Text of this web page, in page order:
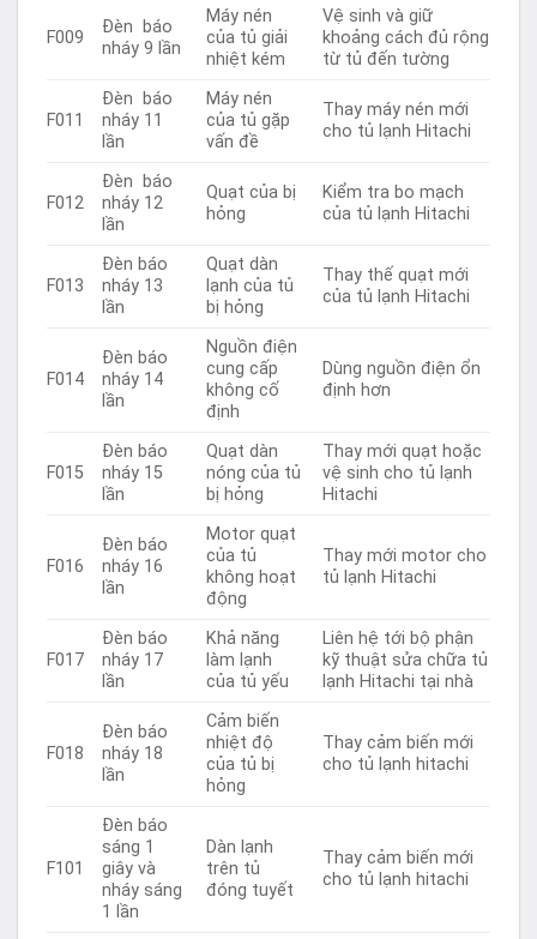
F009
Đèn báo
nháy 9 lần
Máy nén
của tủ giải
nhiệt kém
Vệ sinh và giữ
khoảng cách đủ rộng
từ tủ đến tường
F011
Đèn báo
nháy 11
lần
Máy nén
của tủ gặp
vấn đề
Thay máy nén mới
cho tủ lạnh Hitachi
F012
Đèn báo
nháy 12
lần
Quạt của bị
hỏng
Kiểm tra bo mạch
của tủ lạnh Hitachi
F013
Đèn báo
nháy 13
lần
Quạt dàn
lạnh của tủ
bị hỏng
Thay thế quạt mới
của tủ lạnh Hitachi
F014
Đèn báo
nháy 14
lần
Nguồn điện
cung cấp
không cố
định
Dùng nguồn điện ổn
định hơn
F015
Đèn báo
nháy 15
lần
Quạt dàn
nóng của tủ
bị hỏng
Thay mới quạt hoặc
vệ sinh cho tủ lạnh
Hitachi
F016
Đèn báo
nháy 16
lần
Motor quạt
của tủ
không hoạt
động
Thay mới motor cho
tủ lạnh Hitachi
F017
Đèn báo
nháy 17
lần
Khả năng
làm lạnh
của tủ yếu
Liên hệ tới bộ phận
kỹ thuật sửa chữa tủ
lạnh Hitachi tại nhà
F018
Đèn báo
nháy 18
lần
Cảm biến
nhiệt độ
của tủ bị
hỏng
Thay cảm biến mới
cho tủ lạnh hitachi
F101
Đèn báo
sáng 1
giây và
nháy sáng
1 lần
Dàn lạnh
trên tủ
đóng tuyết
Thay cảm biến mới
cho tủ lạnh hitachi